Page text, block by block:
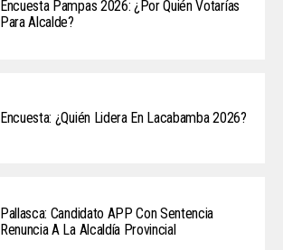
Encuesta Pampas 2026: ¿Por Quién Votarías
Para Alcalde?
Encuesta: ¿Quién Lidera En Lacabamba 2026?
Pallasca: Candidato APP Con Sentencia
Renuncia A La Alcaldía Provincial